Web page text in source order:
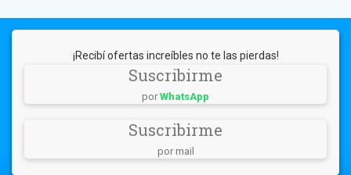
¡Recibí ofertas increíbles no te las pierdas!
Suscribirme
por WhatsApp
Suscribirme
por mail